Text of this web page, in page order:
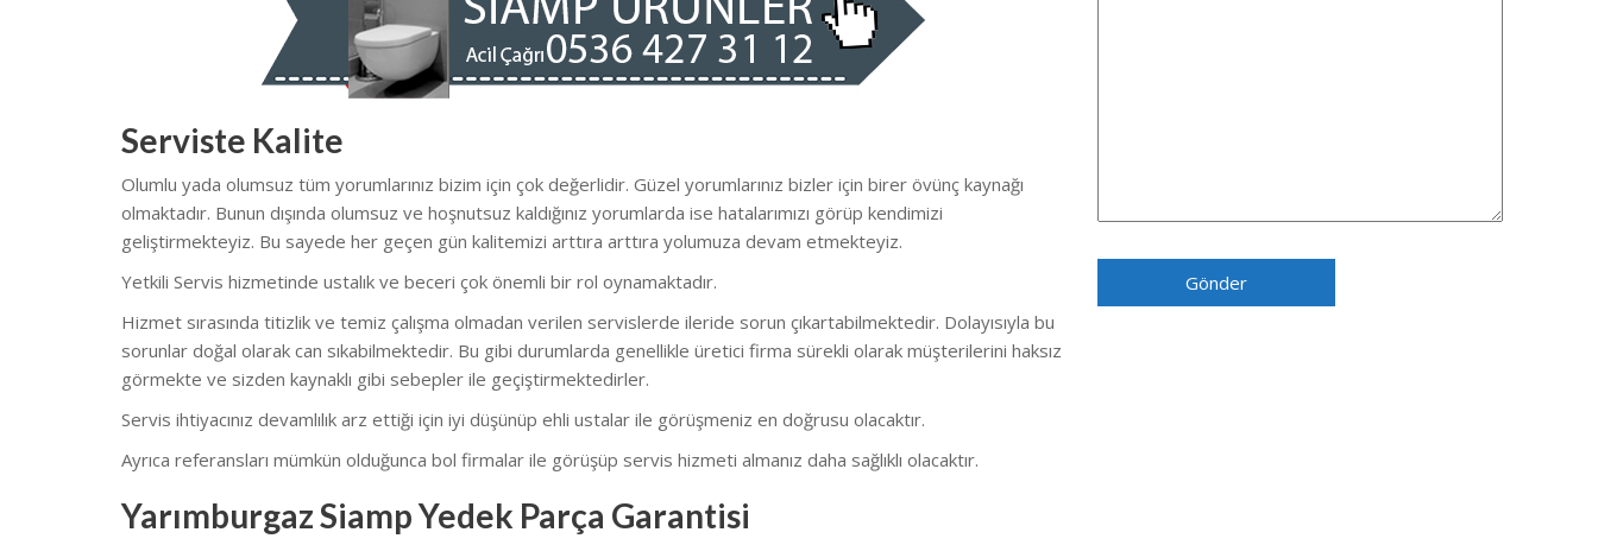
Serviste Kalite
Olumlu yada olumsuz tüm yorumlarınız bizim için çok değerlidir. Güzel yorumlarınız bizler için birer övünç kaynağı
olmaktadır. Bunun dışında olumsuz ve hoşnutsuz kaldığınız yorumlarda ise hatalarımızı görüp kendimizi
geliştirmekteyiz. Bu sayede her geçen gün kalitemizi arttıra arttıra yolumuza devam etmekteyiz.
Yetkili Servis hizmetinde ustalık ve beceri çok önemli bir rol oynamaktadır.
Hizmet sırasında titizlik ve temiz çalışma olmadan verilen servislerde ileride sorun çıkartabilmektedir. Dolayısıyla bu
sorunlar doğal olarak can sıkabilmektedir. Bu gibi durumlarda genellikle üretici firma sürekli olarak müşterilerini haksız
görmekte ve sizden kaynaklı gibi sebepler ile geçiştirmektedirler.
Servis ihtiyacınız devamlılık arz ettiği için iyi düşünüp ehli ustalar ile görüşmeniz en doğrusu olacaktır.
Ayrıca referansları mümkün olduğunca bol firmalar ile görüşüp servis hizmeti almanız daha sağlıklı olacaktır.
Yarımburgaz Siamp Yedek Parça Garantisi